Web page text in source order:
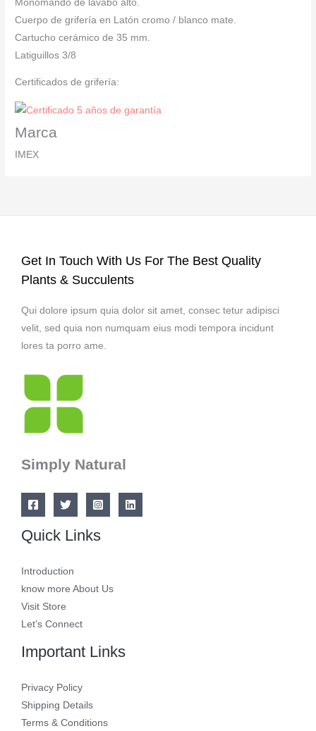
Monomando de lavabo alto.
Cuerpo de grifería en Latón cromo / blanco mate.
Cartucho cerámico de 35 mm.
Latiguillos 3/8
Certificados de grifería:
Marca
IMEX
Get In Touch With Us For The Best Quality
Plants & Succulents
Qui dolore ipsum quia dolor sit amet, consec tetur adipisci
velit, sed quia non numquam eius modi tempora incidunt
lores ta porro ame.
Simply Natural
Quick Links
Introduction
know more About Us
Visit Store
Let’s Connect
Important Links
Privacy Policy
Shipping Details
Terms & Conditions